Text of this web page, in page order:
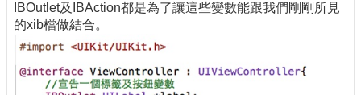
IBOutlet及IBAction都是為了讓這些變數能跟我們剛剛所見
的xib檔做結合。